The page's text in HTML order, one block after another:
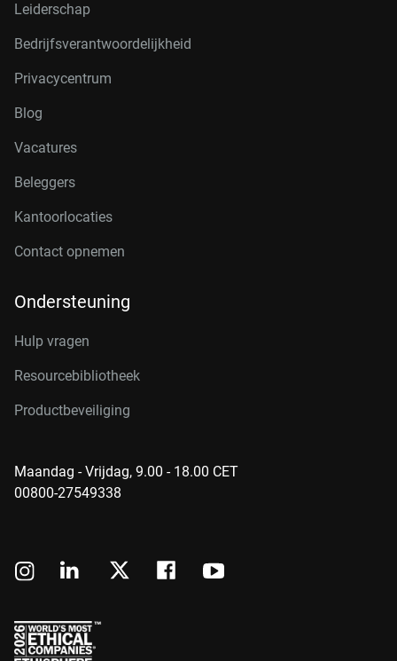
Leiderschap
Bedrijfsverantwoordelijkheid
Privacycentrum
Blog
Vacatures
Beleggers
Kantoorlocaties
Contact opnemen
Ondersteuning
Hulp vragen
Resourcebibliotheek
Productbeveiliging
Maandag - Vrijdag, 9.00 - 18.00 CET
00800-27549338